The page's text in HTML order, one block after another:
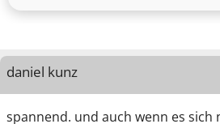
daniel kunz
spannend. und auch wenn es